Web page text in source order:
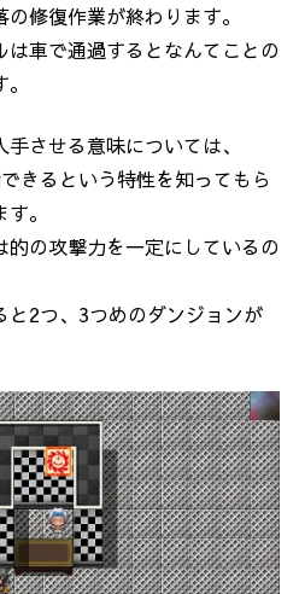
修復作業が終わります。
車で通過するとなんてことの
させる意味については、
きるという特性を知ってもら
。
の攻撃力を一定にしているの
と2つ、3つめのダンジョンが